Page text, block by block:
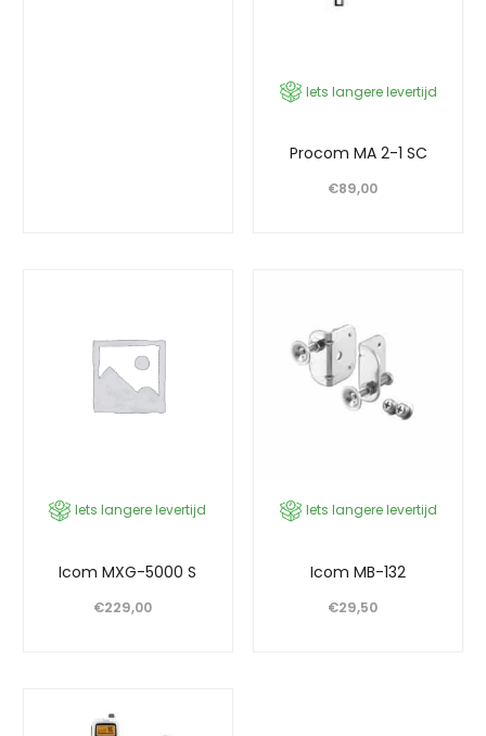
Iets langere levertijd
Procom MA 2-1 SC
€89,00
Iets langere levertijd
Icom MXG-5000 S
€229,00
Iets langere levertijd
Icom MB-132
€29,50